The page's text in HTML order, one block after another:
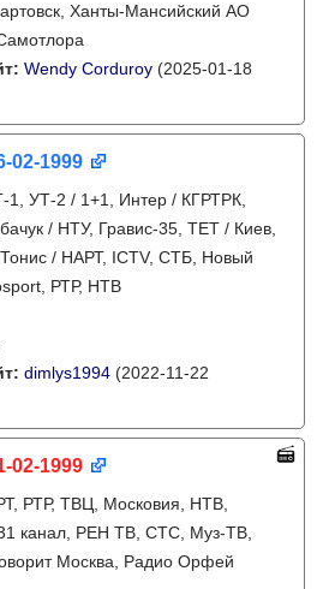
Ханты-Мансийский АО
Wendy Corduroy (2025-01-18
02-1999
1, УТ-2 / 1+1, Интер / КГРТРК,
/ НТУ, Гравис-35, ТЕТ / Киев,
/ НАРТ, ICTV, СТБ, Новый
РТР, НТВ
dimlys1994 (2022-11-22
02-1999
РТР, ТВЦ, Московия, НТВ,
канал, РЕН ТВ, СТС, Муз-ТВ,
Москва, Радио Орфей